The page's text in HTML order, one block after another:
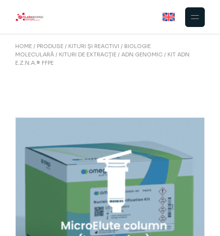
HOME PRODUSE KITURI ȘI REACTIVI
BIOLOGIE
MOLECULARĂ
KITURI DE EXTRACȚIE ADN GENOMIC
KIT ADN
E.Z.N.A.® FFPE